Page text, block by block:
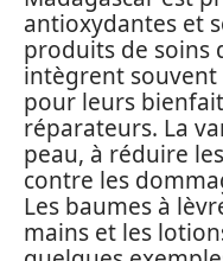
antioxydantes et
produits de soins
intègrent souvent
pour leurs
réparateurs. La
peau, à réduire
contre les
Les baumes à
mains et les